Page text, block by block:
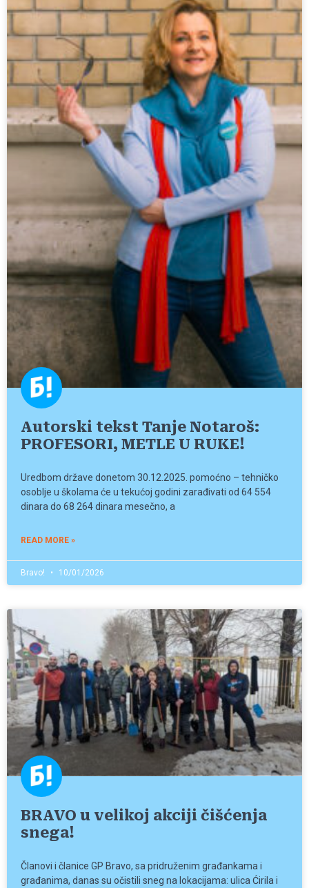
Autorski tekst Tanje Notaroš:
PROFESORI, METLE U RUKE!
Uredbom države donetom 30.12.2025. pomoćno – tehničko
osoblje u školama će u tekućoj godini zarađivati od 64 554
dinara do 68 264 dinara mesečno, a
READ MORE »
Bravo! 10/01/2026
BRAVO u velikoj akciji čišćenja
snega!
Članovi i članice GP Bravo, sa pridruženim građankama i
građanima, danas su očistili sneg na lokacijama: ulica Ćirila i